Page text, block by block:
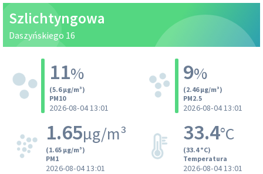
Szlichtyngowa
Daszyńskiego 16
11%
(5.6 µg/m³)
PM10
2026-08-04 13:01
9%
(2.46 µg/m³)
PM2.5
2026-08-04 13:01
1.65µg/m³
(1.65 µg/m³)
PM1
2026-08-04 13:01
33.4°C
(33.4 °C)
Temperatura
2026-08-04 13:01